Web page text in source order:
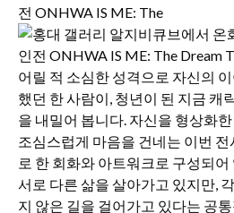
전 ONHWA IS ME: The